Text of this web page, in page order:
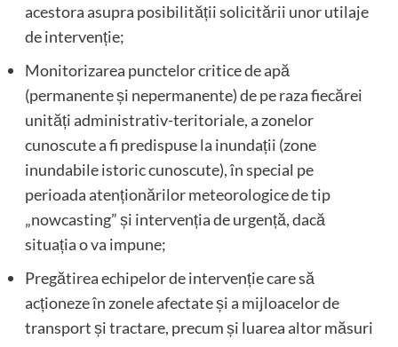
acestora asupra posibilității solicitării unor utilaje
de intervenție;
Monitorizarea punctelor critice de apă
(permanente și nepermanente) de pe raza fiecărei
unități administrativ-teritoriale, a zonelor
cunoscute a fi predispuse la inundații (zone
inundabile istoric cunoscute), în special pe
perioada atenționărilor meteorologice de tip
„nowcasting” și intervenția de urgență, dacă
situația o va impune;
Pregătirea echipelor de intervenție care să
acționeze în zonele afectate și a mijloacelor de
transport și tractare, precum și luarea altor măsuri